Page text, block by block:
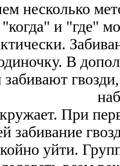
несколько
и "где"
В
забивают
При
забивание
уйти.